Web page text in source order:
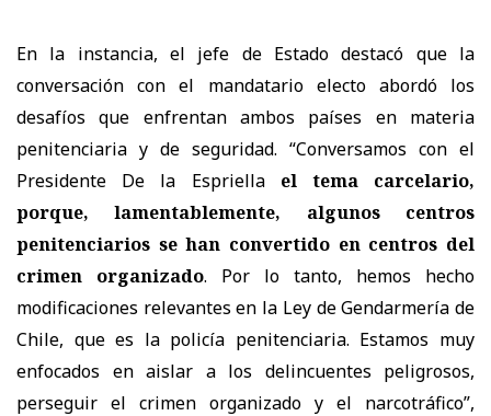
En la instancia, el jefe de Estado destacó que la
conversación con el mandatario electo abordó los
desafíos que enfrentan ambos países en materia
penitenciaria y de seguridad. “Conversamos con el
Presidente De la Espriellael tema carcelario,
porque, lamentablemente, algunos centros
penitenciarios se han convertido en centros del
crimen organizado. Por lo tanto, hemos hecho
modificaciones relevantes en la Ley de Gendarmería de
Chile, que es la policía penitenciaria. Estamos muy
enfocados en aislar a los delincuentes peligrosos,
perseguir el crimen organizado y el narcotráfico”,